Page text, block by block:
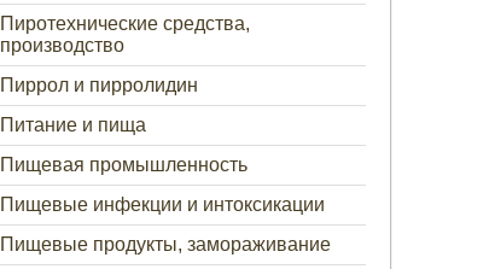
Пиротехнические средства,
производство
Пиррол и пирролидин
Питание и пища
Пищевая промышленность
Пищевые инфекции и интоксикации
Пищевые продукты, замораживание